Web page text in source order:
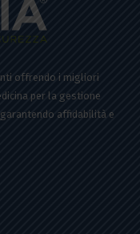
offrendo i migliori
per la gestione
affidabilità e